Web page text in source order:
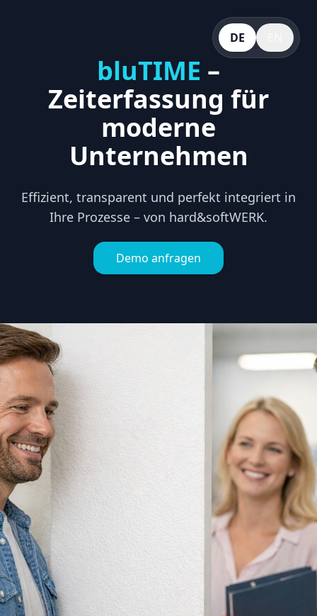
DE
bluTIME –
Zeiterfassung für
moderne
Unternehmen
Effizient, transparent und perfekt integriert in
Ihre Prozesse – von hard&softWERK.
Demo anfragen